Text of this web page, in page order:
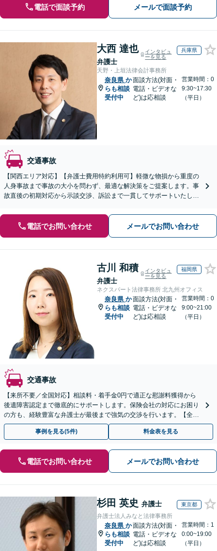
電話で面談予約 メールで面談予約
大西 達也
弁護士
インタビュ
ーを見る
兵庫県
天野・上垣法律会計事務所
奈良県 か
らも相談
受付中
面談方法(対面・
電話・ビデオな
ど)は応相談
営業時間：0
9:30~17:30
（平日）
交通事故
【関西エリア対応】【弁護士費用特約利用可】軽微な物損から重度の
人身事故まで事故の大小を問わず、最適な解決策をご提案します。事
故直後の初期対応から示談交渉、訴訟まで一貫してサポートいたしま
電話でお問い合わせ メールでお問い合わせ
古川 和積
弁護士
インタビュ
ーを見る
福岡県
ネクスパート法律事務所 北九州オフィス
奈良県 か
らも相談
受付中
面談方法(対面・
電話・ビデオな
ど)は応相談
営業時間：0
9:00~21:00
（平日）
交通事故
【来所不要／全国対応】相談料・着手金0円で適正な慰謝料獲得から
後遺障害認定まで徹底的にサポートします。保険会社の対応にお困り
の方も、経験豊富な弁護士が最後まで強気の交渉を行います。【全国
13拠点】お気軽にご相談ください。
事例を見る(5件) 料金表を見る
電話でお問い合わせ メールでお問い合わせ
杉田 英史 弁護士 東京都
弁護士法人みなと法律事務所
奈良県 か
らも相談
受付中
面談方法(対面・
電話・ビデオな
ど)は応相談
営業時間：1
0:00~19:00
（平日）